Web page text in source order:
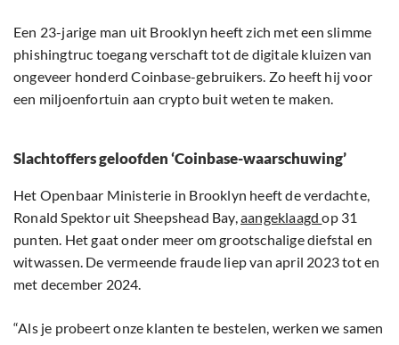
Een 23-jarige man uit Brooklyn heeft zich met een slimme
phishingtruc toegang verschaft tot de digitale kluizen van
ongeveer honderd Coinbase-gebruikers. Zo heeft hij voor
een miljoenfortuin aan crypto buit weten te maken.
Slachtoffers geloofden ‘Coinbase-waarschuwing’
Het Openbaar Ministerie in Brooklyn heeft de verdachte,
Ronald Spektor uit Sheepshead Bay,aangeklaagdop 31
punten. Het gaat onder meer om grootschalige diefstal en
witwassen. De vermeende fraude liep van april 2023 tot en
met december 2024.
“Als je probeert onze klanten te bestelen, werken we samen